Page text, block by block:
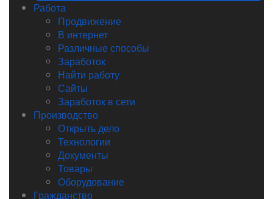
Работа
Продвижение
В интернет
Различные способы
Заработок
Найти работу
Сайты
Заработок в сети
Производство
Открыть дело
Технологии
Документы
Товары
Оборудование
Гражданство